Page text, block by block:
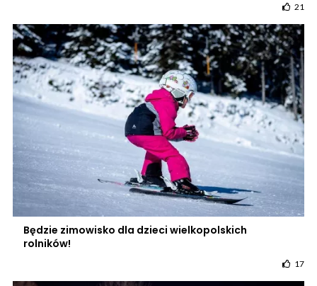
21
Będzie zimowisko dla dzieci wielkopolskich
rolników!
17